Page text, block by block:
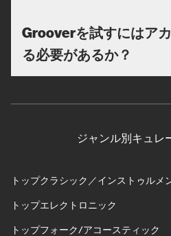
Grooverを試すにはア
る必要があるか？
ジャンル別キュレ
トップクラシック／インストゥルメ
トップエレクトロニック
トップフォーク/アコースティック